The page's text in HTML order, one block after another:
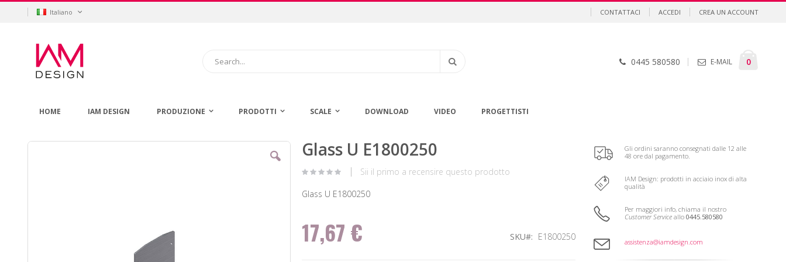
Salta
LinguaItaliano CONTATTACI ACCEDI CREA UN ACCOUNT
0elementi
0445 580580 E-MAIL
HOME IAM DESIGN PRODUZIONE PRODOTTI SCALE DOWNLOAD VIDEO PROGETTISTI
Vai
Vai
all'inizio
della
Glass U E1800250
Sii il primo a recensire questo prodotto
Glass U E1800250
17,67 € SKU E1800250
Gli ordini saranno consegnati dalle 12 alle
48 ore dal pagamento.
IAM Design: prodotti in acciaio inox di alta
qualità
Per maggiori info, chiama il nostro
Customer Service allo0445.580580
assistenza@iamdesign.com